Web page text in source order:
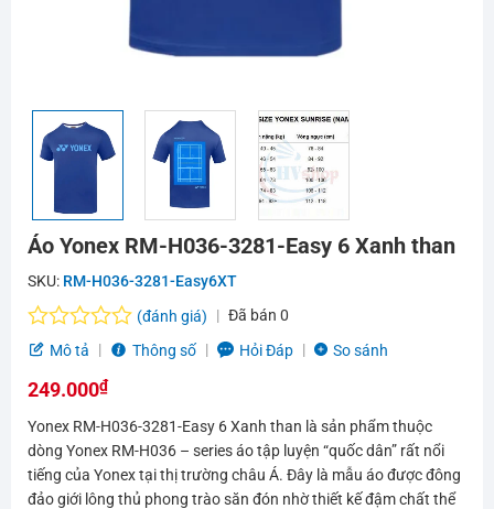
Áo Yonex RM-H036-3281-Easy 6 Xanh than
SKU: RM-H036-3281-Easy6XT
Được
hạng
5
sao
(đánh giá) Đã bán 0
Mô tả
Thông số Hỏi Đáp So sánh
249.000₫
Yonex RM-H036-3281-Easy 6 Xanh than là sản phẩm thuộc
dòng Yonex RM-H036 – series áo tập luyện “quốc dân” rất nổi
tiếng của Yonex tại thị trường châu Á. Đây là mẫu áo được đông
đảo giới lông thủ phong trào săn đón nhờ thiết kế đậm chất thể